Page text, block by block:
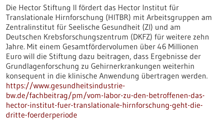
Die Hector Stiftung II fördert das Hector Institut für
Translationale Hirnforschung (HITBR) mit Arbeitsgruppen am
Zentralinstitut für Seelische Gesundheit (ZI) und am
Deutschen Krebsforschungszentrum (DKFZ) für weitere zehn
Jahre. Mit einem Gesamtfördervolumen über 46 Millionen
Euro will die Stiftung dazu beitragen, dass Ergebnisse der
Grundlagenforschung zu Gehirnerkrankungen weiterhin
konsequent in die klinische Anwendung übertragen werden.
https://www.gesundheitsindustrie-
bw.de/fachbeitrag/pm/vom-labor-zu-den-betroffenen-das-
hector-institut-fuer-translationale-hirnforschung-geht-die-
dritte-foerderperiode